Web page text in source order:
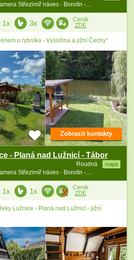
Střezimíř náves - Borotín -...
1x 3x
Ceník
ZDE
u rybníka - Vysočina a jižní Čechy“
- Planá nad Lužnicí - Tábor
Roudná mapa
Střezimíř náves - Borotín -...
Zobrazit kontakty
1x 1x
Ceník
ZDE
Lužnice - Planá nad Lužnicí - jižní